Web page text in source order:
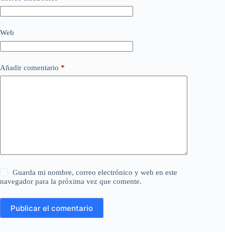
Web
Añadir comentario *
Guarda mi nombre, correo electrónico y web en este
navegador para la próxima vez que comente.
Publicar el comentario